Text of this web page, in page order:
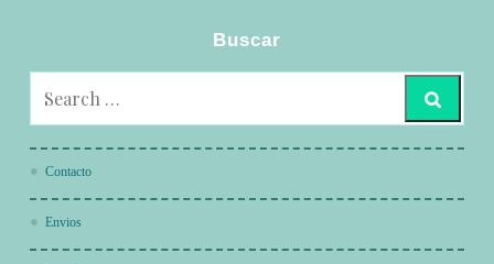
Buscar
Contacto
Envios